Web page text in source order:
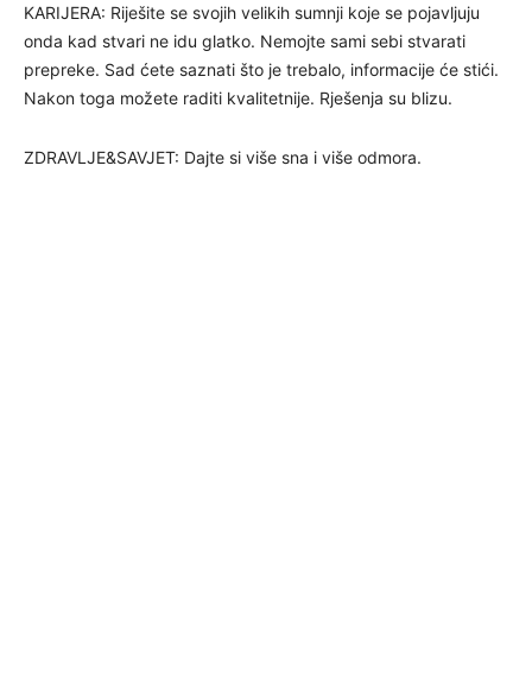
KARIJERA: Riješite se svojih velikih sumnji koje se pojavljuju
onda kad stvari ne idu glatko. Nemojte sami sebi stvarati
prepreke. Sad ćete saznati što je trebalo, informacije će stići.
Nakon toga možete raditi kvalitetnije. Rješenja su blizu.
ZDRAVLJE&SAVJET: Dajte si više sna i više odmora.